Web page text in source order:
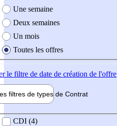
Une semaine
Deux semaines
Un mois
Toutes les offres
le filtre de date de création de l'offre
filtres de types de Contrat
contrat
CDI (4)